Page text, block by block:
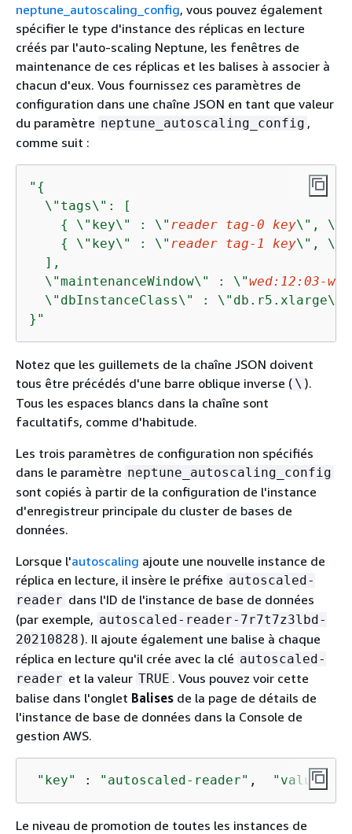
neptune_autoscaling_config, vous pouvez également
spécifier le type d'instance des réplicas en lecture
créés par l'auto-scaling Neptune, les fenêtres de
maintenance de ces réplicas et les balises à associer à
chacun d'eux. Vous fournissez ces paramètres de
configuration dans une chaîne JSON en tant que valeur
du paramètre neptune_autoscaling_config ,
comme suit :
" {
  \"tags\": [
{
\"key\" : \" reader tag-0 key\",
{
\"key\" : \" reader tag-1 key\",
  ],
  \"maintenanceWindow\" : \"
wed:12:03-
  \"dbInstanceClass\" : \"db.r5.xlarge\"
}"
Notez que les guillemets de la chaîne JSON doivent
tous être précédés d'une barre oblique inverse ( \ ).
Tous les espaces blancs dans la chaîne sont
facultatifs, comme d'habitude.
Les trois paramètres de configuration non spécifiés
dans le paramètre neptune_autoscaling_config
sont copiés à partir de la configuration de l'instance
d'enregistreur principale du cluster de bases de
données.
Lorsque l'autoscaling ajoute une nouvelle instance de
réplica en lecture, il insère le préfixe autoscaled-
reader dans l'ID de l'instance de base de données
(par exemple, autoscaled-reader-7r7t7z3lbd-
20210828 ). Il ajoute également une balise à chaque
réplica en lecture qu'il crée avec la clé autoscaled-
reader et la valeur TRUE . Vous pouvez voir cette
balise dans l'onglet Balises de la page de détails de
l'instance de base de données dans la Console de
gestion AWS.
"key" : "autoscaled-reader" , "value"
Le niveau de promotion de toutes les instances de